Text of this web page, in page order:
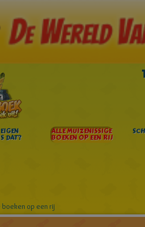
DAT?
ALLE MUIZENISSIGE
BOEKEN OP EEN RIJ
op een rij